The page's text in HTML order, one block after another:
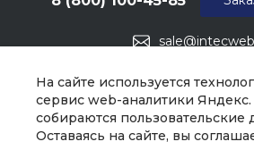
На сайте используется
сервис web-аналитики
собираются пользовательские
Оставаясь на сайте, вы
г. Москва, ул.